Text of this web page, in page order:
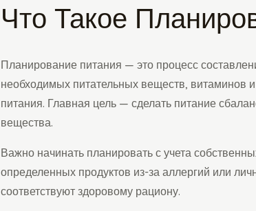
Что Такое
Планирование питания — это процесс
необходимых питательных веществ, витаминов
питания. Главная цель — сделать питание
вещества.
Важно начинать планировать с учета
определенных продуктов из-за аллергий или
соответствуют здоровому рациону.